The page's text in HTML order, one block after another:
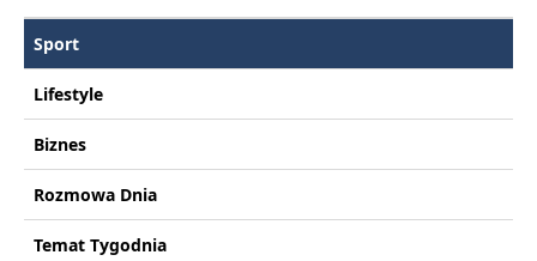
Sport
Lifestyle
Biznes
Rozmowa Dnia
Temat Tygodnia